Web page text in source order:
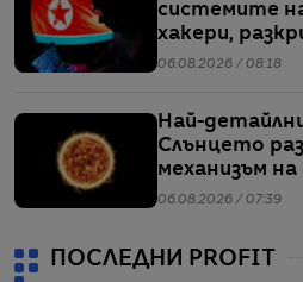
системите
хакери,
мащаб на
06.08.2026 / 08:18
Най-
Слънцето
механизъм
активност
06.08.2026 / 07:39
ПОСЛЕДНИ PROFIT